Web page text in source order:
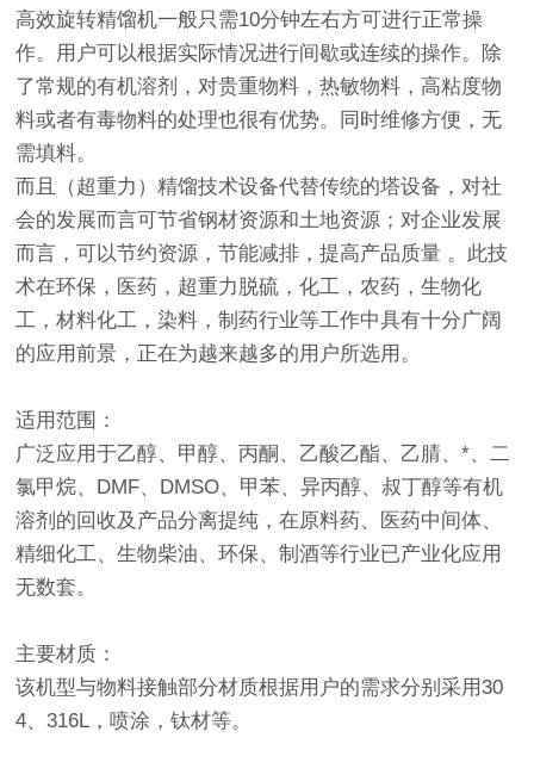
高效旋转精馏机一般只需10分钟左右方可进行正常操
作。用户可以根据实际情况进行间歇或连续的操作。除
了常规的有机溶剂，对贵重物料，热敏物料，高粘度物
料或者有毒物料的处理也很有优势。同时维修方便，无
需填料。
而且（超重力）精馏技术设备代替传统的塔设备，对社
会的发展而言可节省钢材资源和土地资源；对企业发展
而言，可以节约资源，节能减排，提高产品质量 。此技
术在环保，医药，超重力脱硫，化工，农药，生物化
工，材料化工，染料，制药行业等工作中具有十分广阔
的应用前景，正在为越来越多的用户所选用。
适用范围：
广泛应用于乙醇、甲醇、丙酮、乙酸乙酯、乙腈、*、二
氯甲烷、DMF、DMSO、甲苯、异丙醇、叔丁醇等有机
溶剂的回收及产品分离提纯，在原料药、医药中间体、
精细化工、生物柴油、环保、制酒等行业已产业化应用
无数套。
主要材质：
该机型与物料接触部分材质根据用户的需求分别采用30
4、316L，喷涂，钛材等。